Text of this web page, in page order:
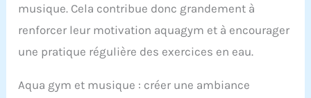
musique. Cela contribue donc grandement à
renforcer leur motivation aquagym et à encourager
une pratique régulière des exercices en eau.
Aqua gym et musique : créer une ambiance